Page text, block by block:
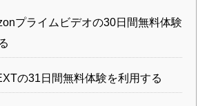
プライムビデオの30日間無料体験
の31日間無料体験を利用する